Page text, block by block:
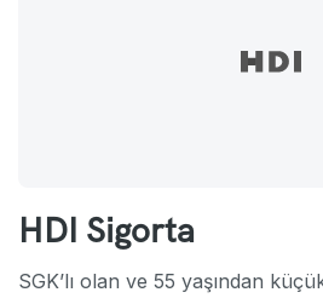
HDI Sigorta
SGK’lı olan ve 55 yaşından